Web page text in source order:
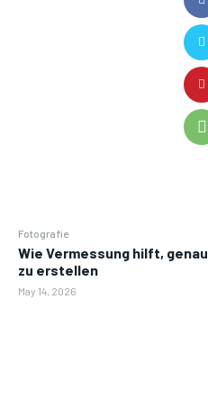
Fotografie
Wie Vermessung hilft,
zu erstellen
May 14, 2026